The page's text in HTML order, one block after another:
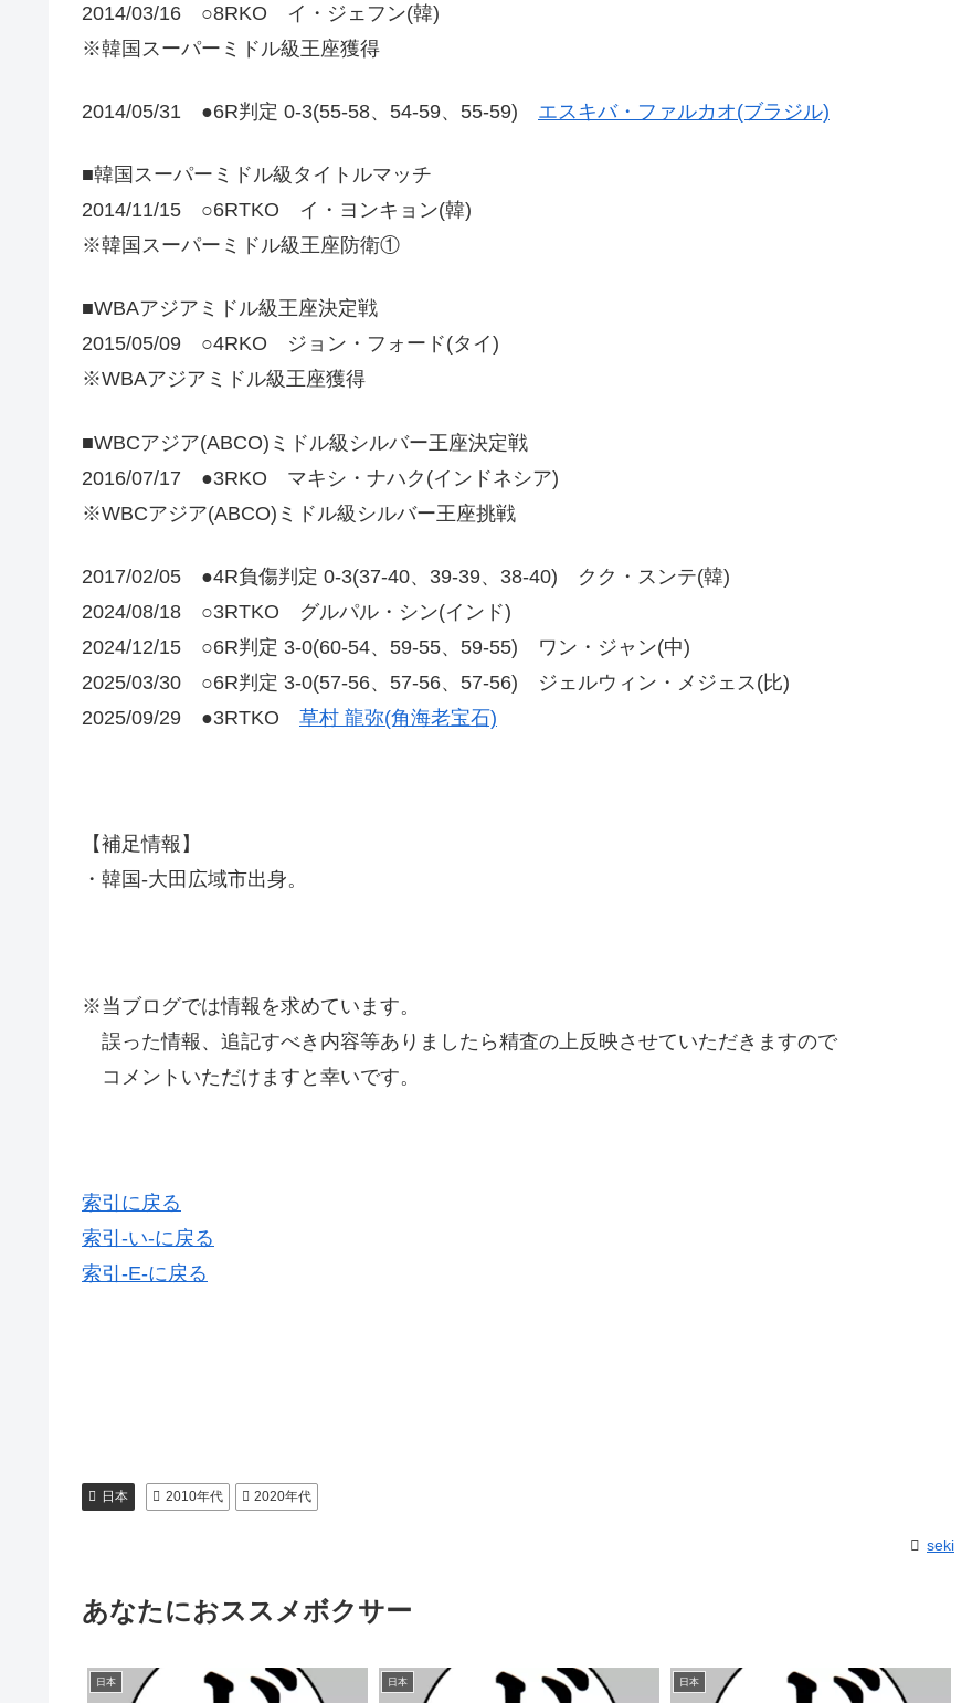
2014/03/16 ○8RKO イ・ジェフン(韓)
※韓国スーパーミドル級王座獲得
2014/05/31 ●6R判定 0-3(55-58、54-59、55-59) エスキバ・ファルカオ(ブラジル)
■韓国スーパーミドル級タイトルマッチ
2014/11/15 ○6RTKO イ・ヨンキョン(韓)
※韓国スーパーミドル級王座防衛①
■WBAアジアミドル級王座決定戦
2015/05/09 ○4RKO ジョン・フォード(タイ)
※WBAアジアミドル級王座獲得
■WBCアジア(ABCO)ミドル級シルバー王座決定戦
2016/07/17 ●3RKO マキシ・ナハク(インドネシア)
※WBCアジア(ABCO)ミドル級シルバー王座挑戦
2017/02/05 ●4R負傷判定 0-3(37-40、39-39、38-40) クク・スンテ(韓)
2024/08/18 ○3RTKO グルパル・シン(インド)
2024/12/15 ○6R判定 3-0(60-54、59-55、59-55) ワン・ジャン(中)
2025/03/30 ○6R判定 3-0(57-56、57-56、57-56) ジェルウィン・メジェス(比)
2025/09/29 ●3RTKO 草村 龍弥(角海老宝石)
【補足情報】
・韓国-大田広域市出身。
※当ブログでは情報を求めています。
誤った情報、追記すべき内容等ありましたら精査の上反映させていただきますので
コメントいただけますと幸いです。
索引に戻る
索引-い-に戻る
索引-E-に戻る
日本 2010年代 2020年代
seki
あなたにおススメボクサー
日本 日本 日本